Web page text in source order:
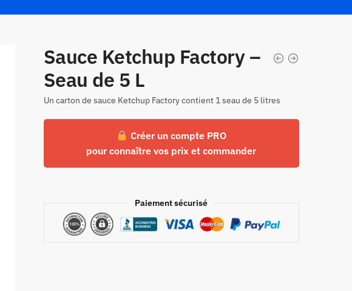
Sauce Ketchup Factory –
Seau de 5 L
Un carton de sauce Ketchup Factory contient 1 seau de 5 litres
Créer un compte PRO
pour connaître vos prix et commander
Paiement sécurisé